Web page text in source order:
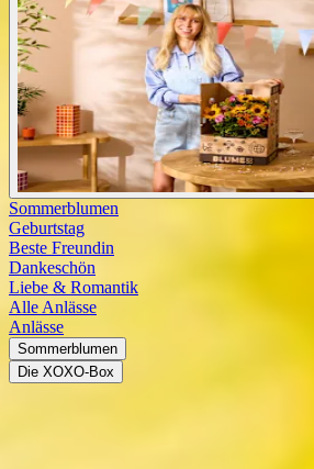
Sommerblumen
Geburtstag
Beste Freundin
Dankeschön
Liebe & Romantik
Alle Anlässe
Anlässe
Sommerblumen
Die XOXO-Box